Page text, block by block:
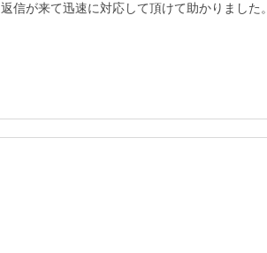
信が来て迅速に対応して頂けて助かりました。